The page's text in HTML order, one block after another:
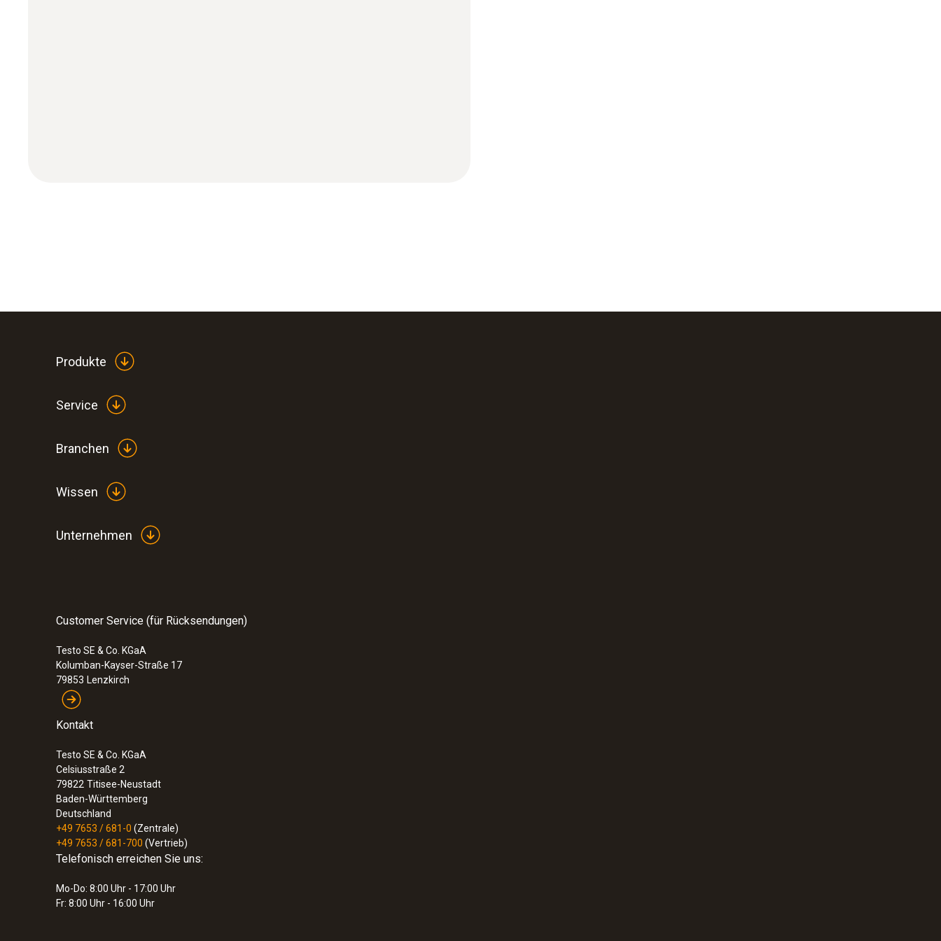
Produkte
Service
Branchen
Wissen
Unternehmen
Customer Service (für Rücksendungen)
Testo SE & Co. KGaA
Kolumban-Kayser-Straße 17
79853 Lenzkirch
Kontakt
Testo SE & Co. KGaA
Celsiusstraße 2
79822 Titisee-Neustadt
Baden-Württemberg
Deutschland
+49 7653 / 681-0 (Zentrale)
+49 7653 / 681-700 (Vertrieb)
Telefonisch erreichen Sie uns:
Mo-Do: 8:00 Uhr - 17:00 Uhr
Fr: 8:00 Uhr - 16:00 Uhr